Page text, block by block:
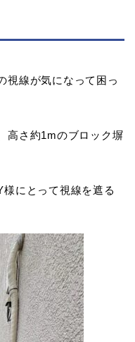
視線が気になって困っ
高さ約1mのブロック塀
にとって視線を遮る